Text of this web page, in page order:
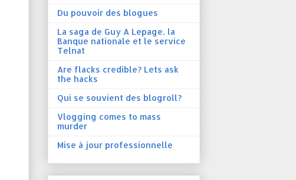
Du pouvoir des blogues
La saga de Guy A Lepage, la
Banque nationale et le service
Telnat
Are flacks credible? Lets ask
the hacks
Qui se souvient des blogroll?
Vlogging comes to mass
murder
Mise à jour professionnelle